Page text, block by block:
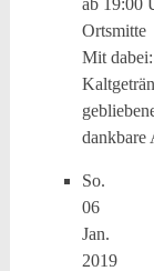
ab 19:00
Ortsmitte
Mit
dankbare
So.
06
Jan.
2019